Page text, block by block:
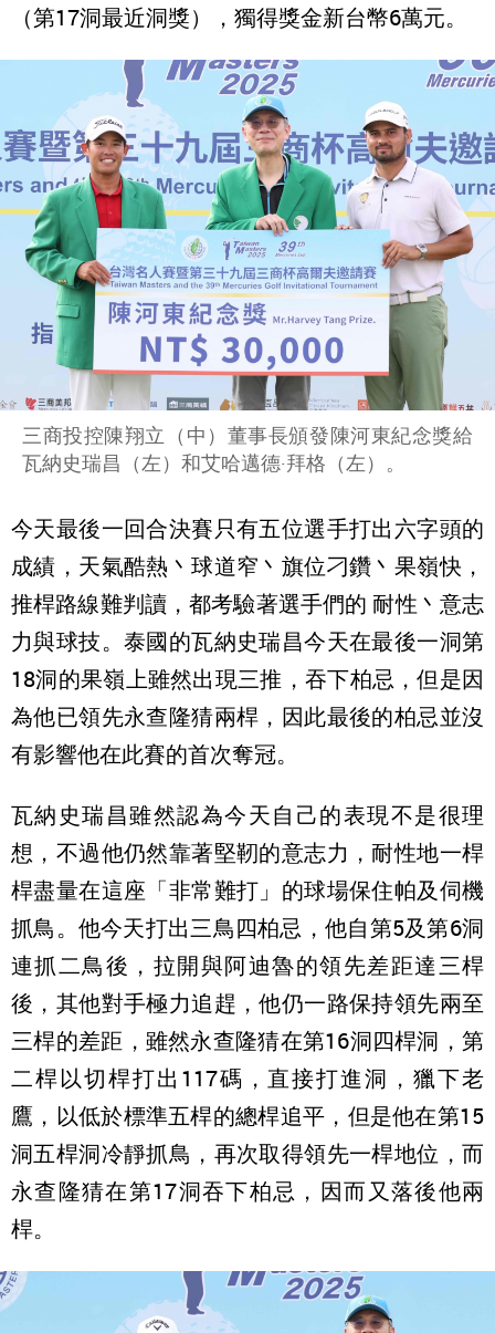
（第17洞最近洞獎），獨得獎金新台幣6萬元。
三商投控陳翔立（中）董事長頒發陳河東紀念獎給
瓦納史瑞昌（左）和艾哈邁德·拜格（左）。
今天最後一回合決賽只有五位選手打出六字頭的
成績，天氣酷熱丶球道窄丶旗位刁鑽丶果嶺快，
推桿路線難判讀，都考驗著選手們的 耐性丶意志
力與球技。泰國的瓦納史瑞昌今天在最後一洞第
18洞的果嶺上雖然出現三推，吞下柏忌，但是因
為他已領先永查隆猜兩桿，因此最後的柏忌並沒
有影響他在此賽的首次奪冠。
瓦納史瑞昌雖然認為今天自己的表現不是很理
想，不過他仍然靠著堅靭的意志力，耐性地一桿
桿盡量在這座「非常難打」的球場保住帕及伺機
抓鳥。他今天打出三鳥四柏忌，他自第5及第6洞
連抓二鳥後，拉開與阿迪魯的領先差距達三桿
後，其他對手極力追趕，他仍一路保持領先兩至
三桿的差距，雖然永查隆猜在第16洞四桿洞，第
二桿以切桿打出117碼，直接打進洞，獵下老
鷹，以低於標準五桿的總桿追平，但是他在第15
洞五桿洞冷靜抓鳥，再次取得領先一桿地位，而
永查隆猜在第17洞吞下柏忌，因而又落後他兩
桿。